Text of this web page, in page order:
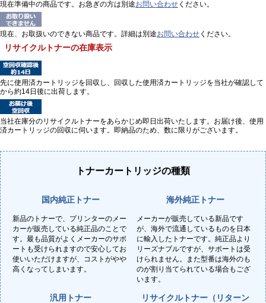
現在準備中の商品です。お急ぎの方は別途お問い合わせ ください。
現在、お取扱いのできない商品です。詳細は別途お問い合わせ ください。
リサイクルトナーの在庫表示
先に使用済カートリッジを回収し、回収した使用済カートリッジを当社が確認して
から約14日後に出荷します。
当社在庫分のリサイクルトナーをあらかじめ即日出荷いたします。お届け後、使用
済カートリッジの回収に伺います。即納品のため、数に限りがございます。
トナーカートリッジの種類
国内純正トナー
新品のトナーで、プリンターのメー
カーが販売している純正品のことで
す。最も品質がよくメーカーのサポ
ートも受けられますので安心してお
使いいただけますが、コストがやや
高くなってしまいます。
海外純正トナー
メーカーが販売している新品です
が、海外で流通しているものを日本
に輸入したトナーです。純正品より
リーズナブルですが、サポートは受
けられません。また型番は海外のも
のが割り当てられている場合もござ
います。
汎用トナー
リサイクルトナー（リターン